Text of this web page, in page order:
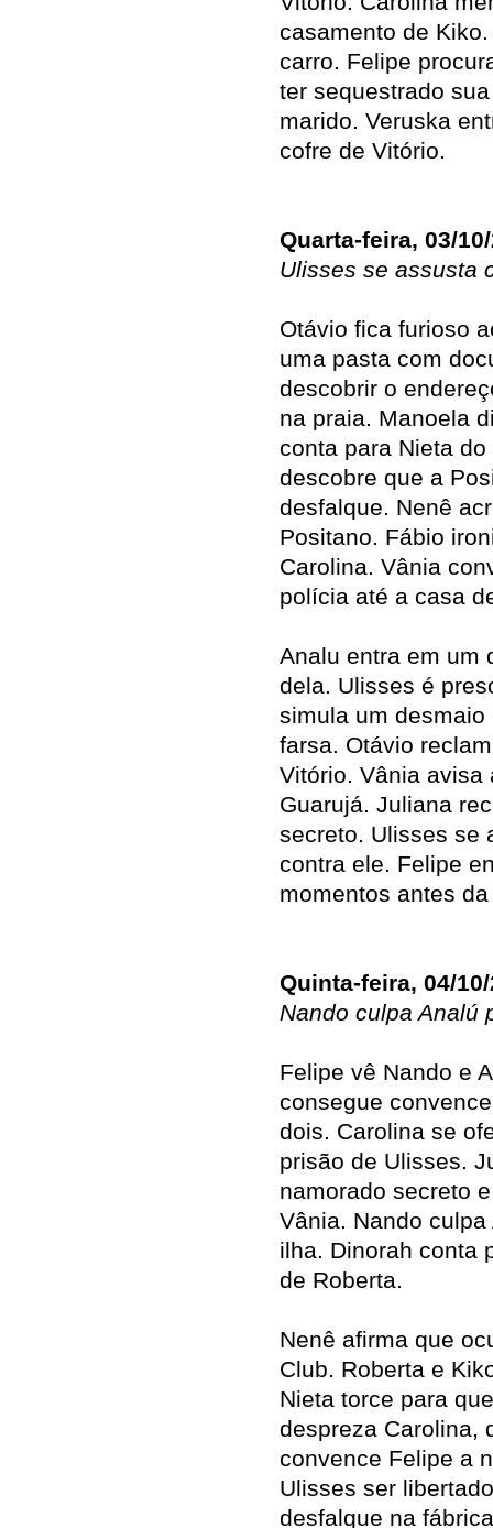
casamento de
carro. Felipe
ter sequestrado
marido. Veruska
cofre de Vitório.
Quarta-feira, 03/
Ulisses se assusta
Otávio fica furioso
uma pasta com
descobrir o
na praia. Manoela
conta para Nieta
descobre que a
desfalque. Nenê
Positano. Fábio
Carolina. Vânia
polícia até a casa
Analu entra em um
dela. Ulisses é
simula um
farsa. Otávio
Vitório. Vânia avisa
Guarujá. Juliana
secreto. Ulisses se
contra ele. Felipe
momentos antes
Quinta-feira, 04/
Nando culpa Analú
Felipe vê Nando e
consegue
dois. Carolina se
prisão de Ulisses.
namorado secreto
Vânia. Nando
ilha. Dinorah conta
de Roberta.
Nenê afirma que
Club. Roberta e
Nieta torce para
despreza Carolina,
convence Felipe a
Ulisses ser
desfalque na